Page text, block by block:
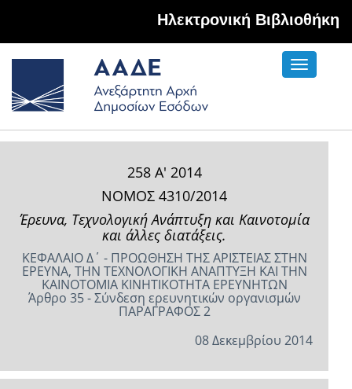
Hλεκτρονική Βιβλιοθήκη
Toggle
258 Α' 2014
ΝΟΜΟΣ 4310/2014
Έρευνα, Τεχνολογική Ανάπτυξη και Καινοτομία
και άλλες διατάξεις.
ΚΕΦΑΛΑΙΟ Δ΄ - ΠΡΟΩΘΗΣΗ ΤΗΣ ΑΡΙΣΤΕΙΑΣ ΣΤΗΝ
ΕΡΕΥΝΑ, ΤΗΝ ΤΕΧΝΟΛΟΓΙΚΗ ΑΝΑΠΤΥΞΗ ΚΑΙ ΤΗΝ
ΚΑΙΝΟΤΟΜΙΑ ΚΙΝΗΤΙΚΟΤΗΤΑ ΕΡΕΥΝΗΤΩΝ
Άρθρο 35 - Σύνδεση ερευνητικών οργανισμών
ΠΑΡΑΓΡΑΦΟΣ 2
08 Δεκεμβρίου 2014